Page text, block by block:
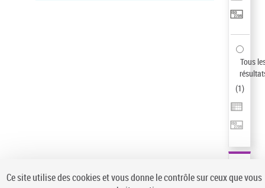
Type de notice d'autorité
Tous
(1)
Ce site utilise des cookies et vous donne le contrôle sur ceux que vous